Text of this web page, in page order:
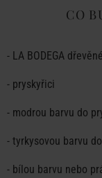
CO
- LA BODEGA
- pryskyřici
- modrou barvu do
- tyrkysovou barvu
- bílou barvu nebo